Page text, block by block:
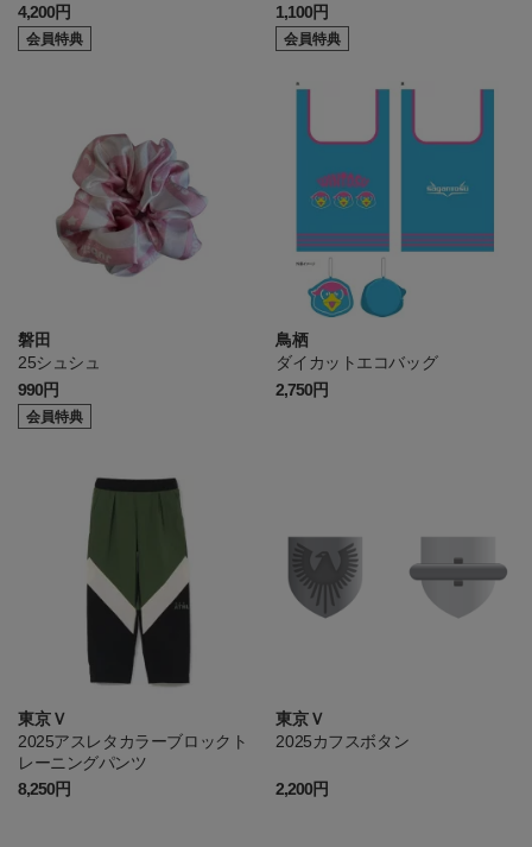
4,200円
会員特典
1,100円
会員特典
磐田
25シュシュ
990円
会員特典
鳥栖
ダイカットエコバッグ
2,750円
東京Ｖ
2025アスレタカラーブロックト
レーニングパンツ
8,250円
東京Ｖ
2025カフスボタン
2,200円